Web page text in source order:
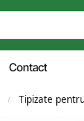
Contact
/ Tipizate